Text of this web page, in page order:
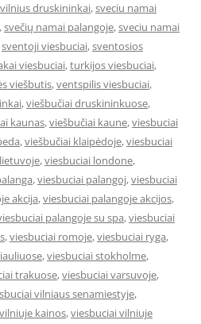
druskininkai,sveciu namai
,svečių namai palangoje,sveciu namai
sventoji viesbuciai,sventosios
viesbuciai,turkijos viesbuciai,
viešbutis,ventspilis viesbuciai,
,viešbučiai druskininkuose,
kaunas,viešbučiai kaune,viesbuciai
,viešbučiai klaipėdoje,viesbuciai
,viesbuciai londone,
,viesbuciai palangoj,viesbuciai
akcija,viesbuciai palangoje akcijos,
palangoje su spa,viesbuciai
,viesbuciai romoje,viesbuciai ryga,
,viesbuciai stokholme,
trakuose,viesbuciai varsuvoje,
vilniaus senamiestyje,
kainos,viesbuciai vilniuje